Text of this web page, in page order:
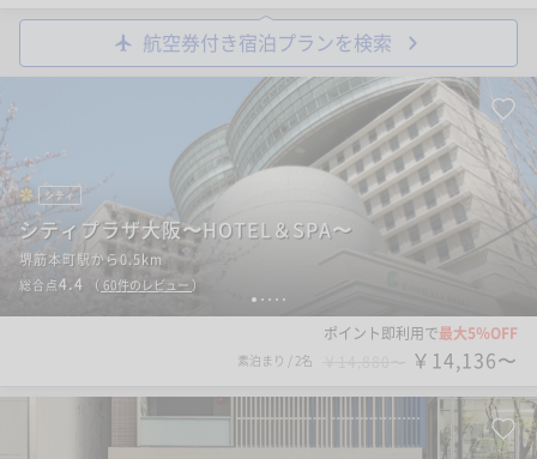
航空券付き宿泊プランを検索
1 2 3 4 5
シティ
シティプラザ大阪〜HOTEL＆SPA〜
堺筋本町駅から0.5km
総合点4.4 （ 60件のレビュー ）
ポイント即利用で最大5％OFF
素泊まり / 2名 ￥14,136〜